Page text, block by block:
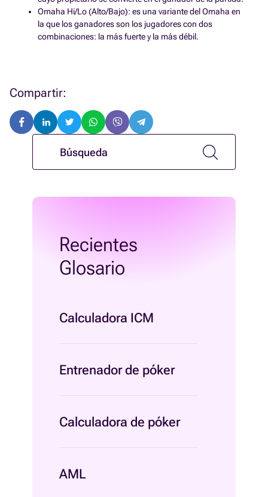
Omaha Hi/Lo (Alto/Bajo): es una variante del Omaha en
la que los ganadores son los jugadores con dos
combinaciones: la más fuerte y la más débil.
Compartir:
Recientes
Glosario
Calculadora ICM
Entrenador de póker
Calculadora de póker
AML